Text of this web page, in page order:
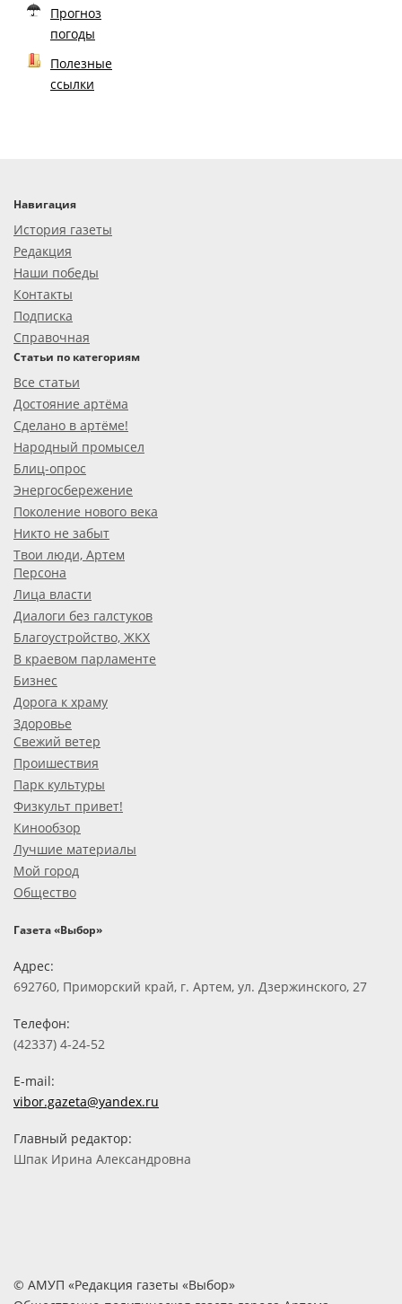
Прогноз
погоды
Полезные
ссылки
Навигация
История газеты
Редакция
Наши победы
Контакты
Подписка
Справочная
Статьи по категориям
Все статьи
Достояние артёма
Сделано в артёме!
Народный промысел
Блиц-опрос
Энергосбережение
Поколение нового века
Никто не забыт
Твои люди, Артем
Персона
Лица власти
Диалоги без галстуков
Благоустройство, ЖКХ
В краевом парламенте
Бизнес
Дорога к храму
Здоровье
Свежий ветер
Проишествия
Парк культуры
Физкульт привет!
Кинообзор
Лучшие материалы
Мой город
Общество
Газета «Выбор»
Адрес:
692760, Приморский край, г. Артем, ул. Дзержинского, 27
Телефон:
(42337) 4-24-52
E-mail:
vibor.gazeta@yandex.ru
Главный редактор:
Шпак Ирина Александровна
© АМУП «Редакция газеты «Выбор»